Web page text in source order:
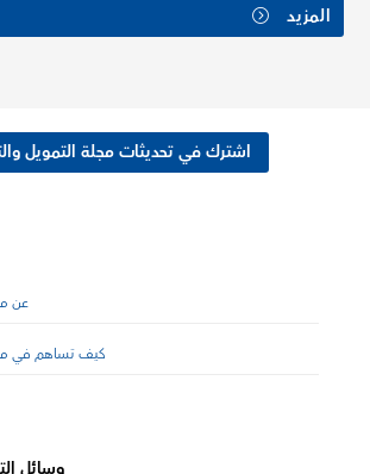
المزيد
اشترك في تحديثات مجلة التمويل
عن
كيف تساهم في